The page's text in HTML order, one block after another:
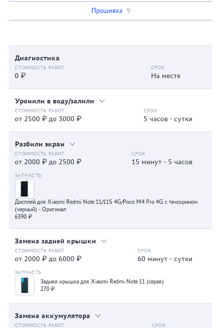
Прошивка 9
Диагностика
0 ₽ На месте
Уронили в воду/залили
от 2500 ₽ до 3000 ₽ 5 часов - сутки
Разбили экран
от 2000 ₽ до 2500 ₽ 15 минут - 5 часов
Дисплей для Xiaomi Redmi Note 11/11S 4G/Poco M4 Pro 4G с тачскрином
(черный) - Оригинал
6390 ₽
Замена задней крышки
от 2000 ₽ до 6000 ₽ 60 минут - сутки
Задняя крышка для Xiaomi Redmi Note 11 (серая)
270 ₽
Замена аккумулятора